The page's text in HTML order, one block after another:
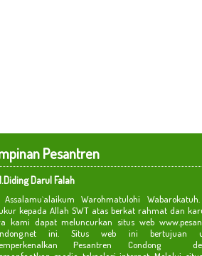
Pesantren
Darul Falah
Warohmatulohi
kepada Allah SWT atas berkat rahmat dan
kami dapat meluncurkan situs web
ini. Situs web ini bertujuan
Pesantren Condong